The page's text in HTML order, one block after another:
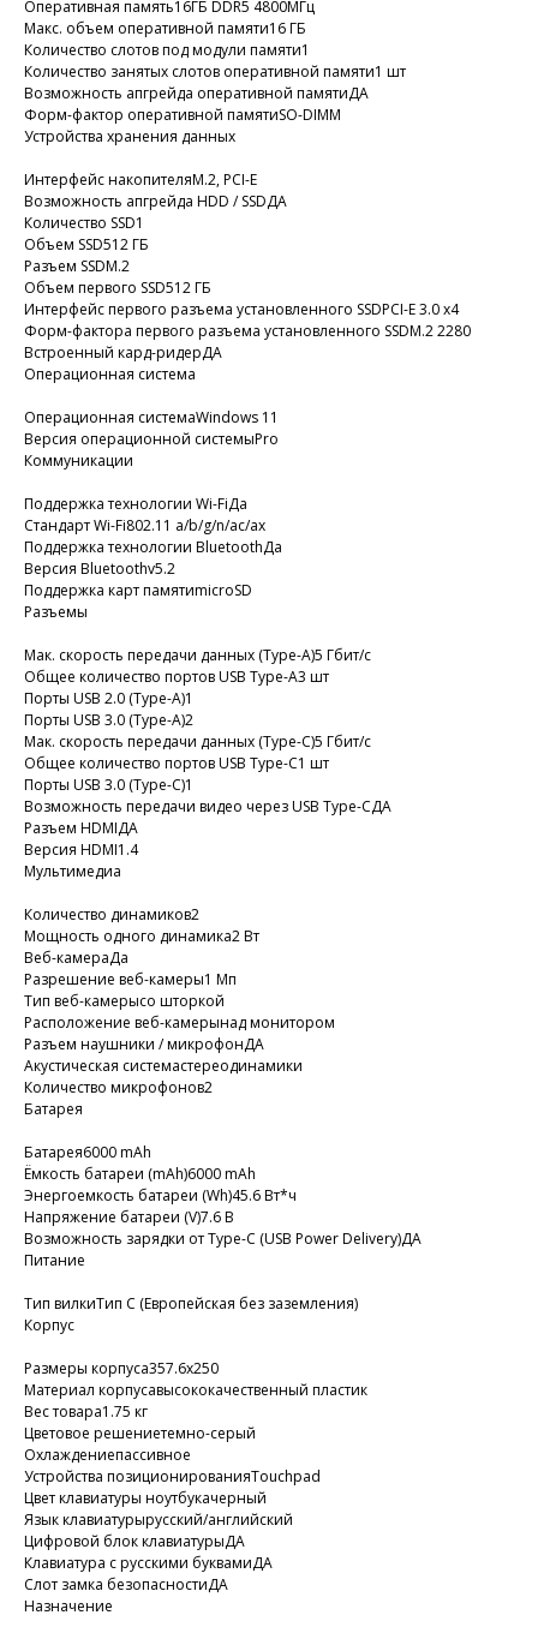
Оперативная память16ГБ DDR5 4800МГц
Макс. объем оперативной памяти16 ГБ
Количество слотов под модули памяти1
Количество занятых слотов оперативной памяти1 шт
Возможность апгрейда оперативной памятиДА
Форм-фактор оперативной памятиSO-DIMM
Устройства хранения данных
Интерфейс накопителяM.2, PCI-E
Возможность апгрейда HDD / SSDДА
Количество SSD1
Объем SSD512 ГБ
Разъем SSDM.2
Объем первого SSD512 ГБ
Интерфейс первого разъема установленного SSDPCI-E 3.0 x4
Форм-фактора первого разъема установленного SSDM.2 2280
Встроенный кард-ридерДА
Операционная система
Операционная системаWindows 11
Версия операционной системыPro
Коммуникации
Поддержка технологии Wi-FiДа
Стандарт Wi-Fi802.11 a/b/g/n/ac/ax
Поддержка технологии BluetoothДа
Версия Bluetoothv5.2
Поддержка карт памятиmicroSD
Разъемы
Мак. скорость передачи данных (Type-A)5 Гбит/с
Общее количество портов USB Type-A3 шт
Порты USB 2.0 (Type-A)1
Порты USB 3.0 (Type-A)2
Мак. скорость передачи данных (Type-C)5 Гбит/с
Общее количество портов USB Type-С1 шт
Порты USB 3.0 (Type-C)1
Возможность передачи видео через USB Type-CДА
Разъем HDMIДА
Версия HDMI1.4
Мультимедиа
Количество динамиков2
Мощность одного динамика2 Вт
Веб-камераДа
Разрешение веб-камеры1 Мп
Тип веб-камерысо шторкой
Расположение веб-камерынад монитором
Разъем наушники / микрофонДА
Акустическая системастереодинамики
Количество микрофонов2
Батарея
Батарея6000 mAh
Ёмкость батареи (mAh)6000 mAh
Энергоемкость батареи (Wh)45.6 Вт*ч
Напряжение батареи (V)7.6 В
Возможность зарядки от Type-C (USB Power Delivery)ДА
Питание
Тип вилкиТип C (Европейская без заземления)
Корпус
Размеры корпуса357.6x250
Материал корпусавысококачественный пластик
Вес товара1.75 кг
Цветовое решениетемно-серый
Охлаждениепассивное
Устройства позиционированияTouchpad
Цвет клавиатуры ноутбукачерный
Язык клавиатурырусский/английский
Цифровой блок клавиатурыДА
Клавиатура с русскими буквамиДА
Слот замка безопасностиДА
Назначение